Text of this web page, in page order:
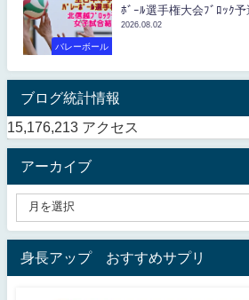
バレーボール
ﾎﾞｰﾙ選手権大会ﾌﾞﾛｯｸ
2026.08.02
ブログ統計情報
15,176,213 アクセス
アーカイブ
身長アップ おすすめサプリ